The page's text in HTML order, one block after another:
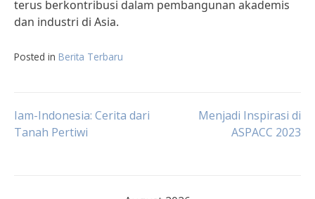
terus berkontribusi dalam pembangunan akademis
dan industri di Asia.
Posted in Berita Terbaru
Post
Iam-Indonesia: Cerita dari
Tanah Pertiwi
Menjadi Inspirasi di
ASPACC 2023